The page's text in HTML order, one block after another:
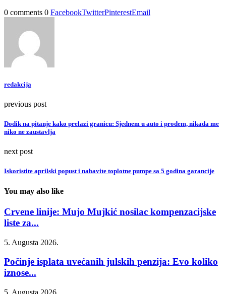
0 comments 0 FacebookTwitterPinterestEmail
redakcija
previous post
Dodik na pitanje kako prelazi granicu: Sjednem u auto i prođem, nikada me
niko ne zaustavlja
next post
Iskoristite aprilski popust i nabavite toplotne pumpe sa 5 godina garancije
You may also like
Crvene linije: Mujo Mujkić nosilac kompenzacijske
liste za...
5. Augusta 2026.
Počinje isplata uvećanih julskih penzija: Evo koliko
iznose...
5. Augusta 2026.